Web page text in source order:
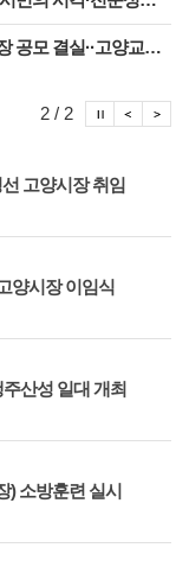
교육청 강현주 교육장 선발
고양시장 취임
양시장 이임식
산성 일대 개최
) 소방훈련 실시
2 / 2 포
포토이